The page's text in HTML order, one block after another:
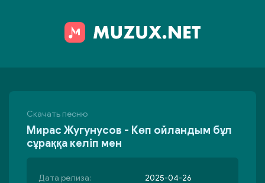
Скачать песню
Мирас Жугунусов - Көп ойландым бұл
сұраққа келіп мен
Дата релиза:
2025-04-26